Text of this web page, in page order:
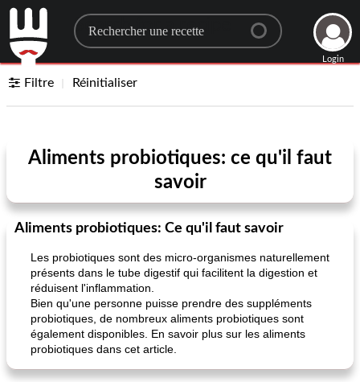
Search for a recipe
Login
Filtre Réinitialiser
Aliments probiotiques: ce qu'il faut
savoir
Aliments probiotiques: Ce qu'il faut savoir
Les probiotiques sont des micro-organismes naturellement
présents dans le tube digestif qui facilitent la digestion et
réduisent l'inflammation.
Bien qu'une personne puisse prendre des suppléments
probiotiques, de nombreux aliments probiotiques sont
également disponibles. En savoir plus sur les aliments
probiotiques dans cet article.